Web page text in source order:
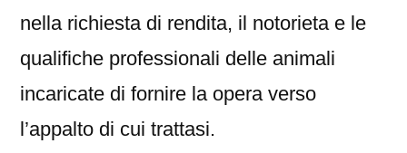
nella richiesta di rendita, il notorieta e le
qualifiche professionali delle animali
incaricate di fornire la opera verso
l’appalto di cui trattasi.